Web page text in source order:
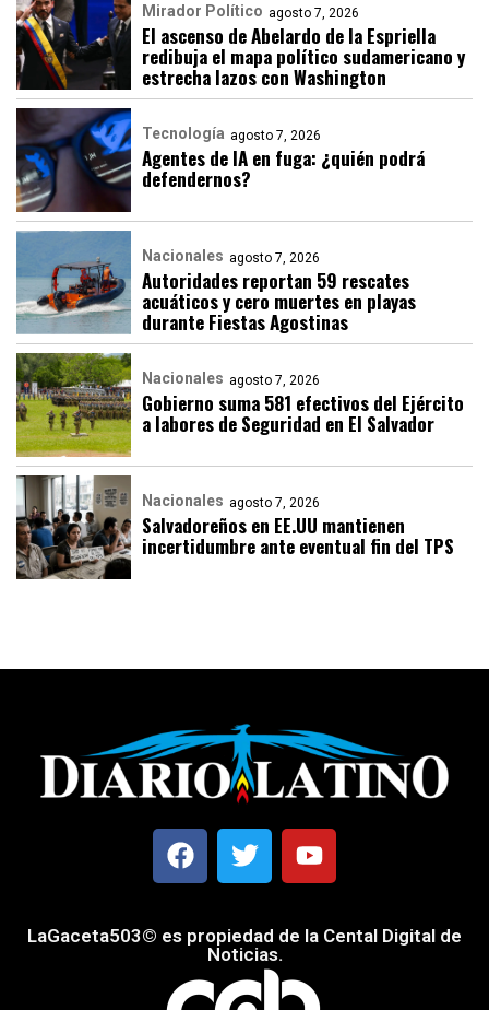
Mirador Político agosto 7, 2026
El ascenso de Abelardo de la Espriella
redibuja el mapa político sudamericano y
estrecha lazos con Washington
Tecnología agosto 7, 2026
Agentes de IA en fuga: ¿quién podrá
defendernos?
Nacionales agosto 7, 2026
Autoridades reportan 59 rescates
acuáticos y cero muertes en playas
durante Fiestas Agostinas
Nacionales agosto 7, 2026
Gobierno suma 581 efectivos del Ejército
a labores de Seguridad en El Salvador
Nacionales agosto 7, 2026
Salvadoreños en EE.UU mantienen
incertidumbre ante eventual fin del TPS
LaGaceta503© es propiedad de la Cental Digital de
Noticias.